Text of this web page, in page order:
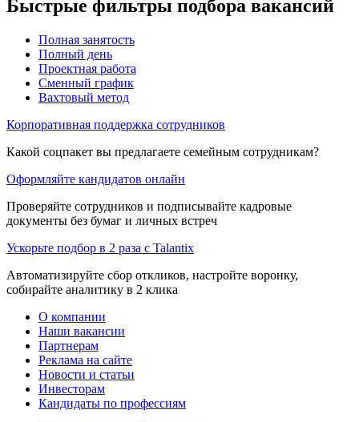
Быстрые фильтры подбора вакансий
Полная занятость
Полный день
Проектная работа
Сменный график
Вахтовый метод
Корпоративная поддержка сотрудников
Какой соцпакет вы предлагаете семейным сотрудникам?
Оформляйте кандидатов онлайн
Проверяйте сотрудников и подписывайте кадровые
документы без бумаг и личных встреч
Ускорьте подбор в 2 раза с Talantix
Автоматизируйте сбор откликов, настройте воронку,
собирайте аналитику в 2 клика
О компании
Наши вакансии
Партнерам
Реклама на сайте
Новости и статьи
Инвесторам
Кандидаты по профессиям